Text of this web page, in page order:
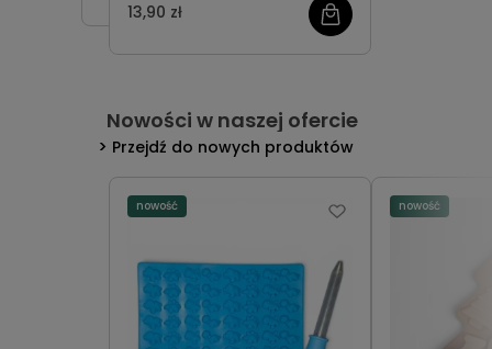
13,90 zł
Nowości w naszej ofercie
Przejdź do nowych produktów
nowość nowość